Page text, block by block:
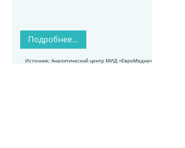
Подробнее…
Источник: Аналитический центр МИД «ЕвроМедиа»